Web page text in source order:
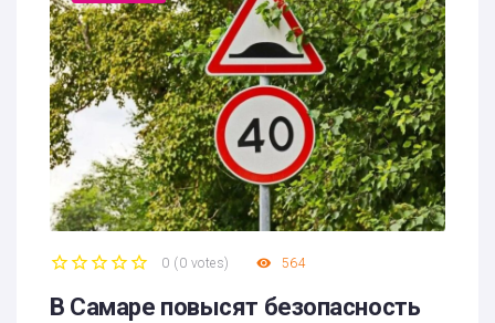
0 ( 0 votes) 564
В Самаре повысят безопасность